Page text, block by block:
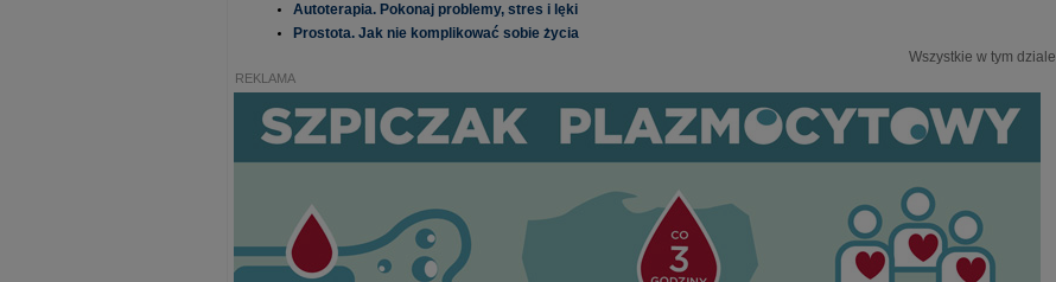
Autoterapia. Pokonaj problemy, stres i lęki
Prostota. Jak nie komplikować sobie życia
Wszystkie w tym dziale
REKLAMA